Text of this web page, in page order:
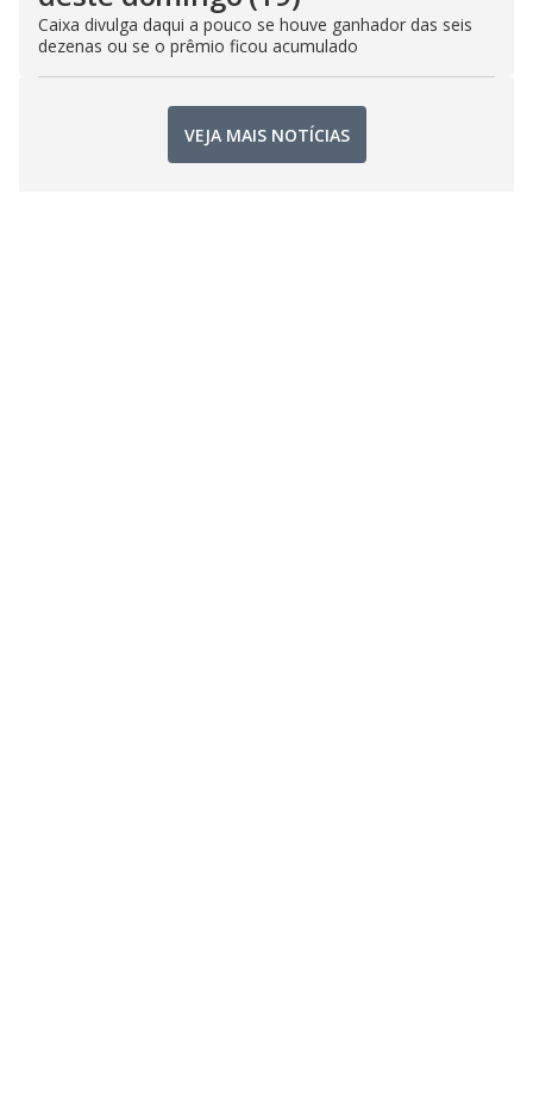
Caixa divulga daqui a pouco se houve ganhador das seis
dezenas ou se o prêmio ficou acumulado
VEJA MAIS NOTÍCIAS